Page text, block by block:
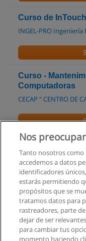
Curso de InTouch
INGEL-PRO
Curso -
Computadoras
CECAP " CENTRO DE
Curso:
Nova Security S.A.
Ingeniería
Universidad Alfredo
Nos
Tanto nosotros como
accedemos a datos
identificadores
estarás permitiendo
propósitos que se
tratamos datos para
rastreadores, parte
dejar de ser
para cambiar tus
momento haciendo